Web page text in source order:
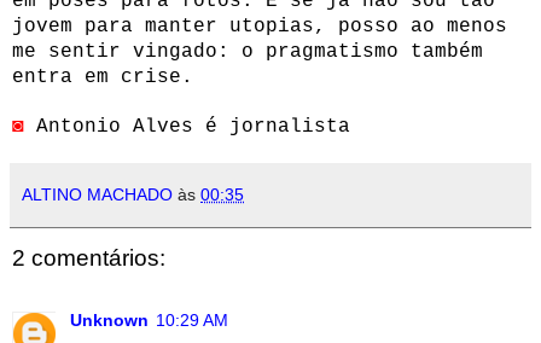
jovem para manter utopias, posso ao menos
me sentir vingado: o pragmatismo também
entra em crise.
◙ Antonio Alves é jornalista
ALTINO MACHADO às 00:35
2 comentários:
Unknown 10:29 AM